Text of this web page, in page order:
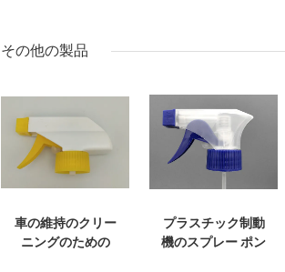
その他の製品
車の維持のクリー
ニングのための
プラスチック制動
機のスプレー ポン